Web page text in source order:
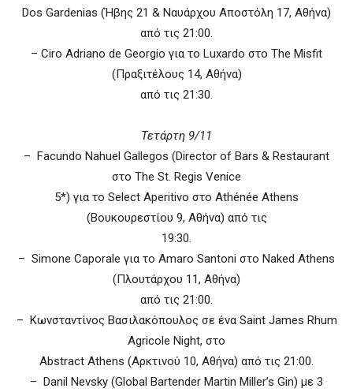
Dos Gardenias (Ήβης 21 & Ναυάρχου Αποστόλη 17, Αθήνα)
από τις 21:00.
– Ciro Adriano de Georgio για το Luxardo στο The Misfit
(Πραξιτέλους 14, Αθήνα)
από τις 21:30.
Τετάρτη 9/11
– Facundo Nahuel Gallegos (Director of Bars & Restaurant
στο The St. Regis Venice
5*) για το Select Aperitivo στο Athénée Athens
(Βουκουρεστίου 9, Αθήνα) από τις
19:30.
– Simone Caporale για το Amaro Santoni στο Naked Athens
(Πλουτάρχου 11, Αθήνα)
από τις 21:00.
– Κωνσταντίνος Βασιλακόπουλος σε ένα Saint James Rhum
Agricole Night, στο
Abstract Athens (Αρκτινού 10, Αθήνα) από τις 21:00.
– Danil Nevsky (Global Bartender Martin Miller’s Gin) με 3